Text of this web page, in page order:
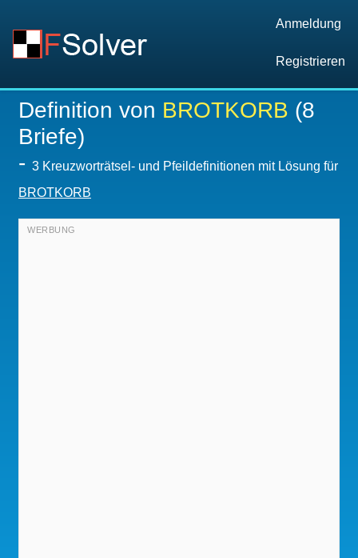
Anmeldung
Registrieren
Definition von BROTKORB (8
Briefe)
- 3 Kreuzworträtsel- und Pfeildefinitionen mit Lösung für
BROTKORB